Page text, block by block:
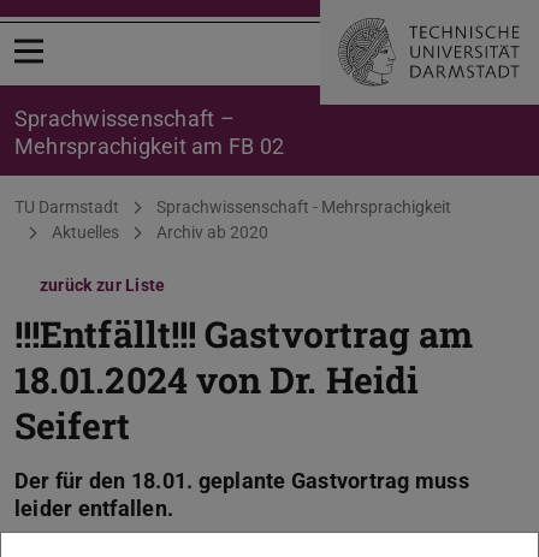
Menü öffnen
Sprachwissenschaft –
Mehrsprachigkeit am FB 02
Sie befinden sich hier:
TU Darmstadt
Sprachwissenschaft - Mehrsprachigkeit
Aktuelles
Archiv ab 2020
zurück zur Liste
!!!Entfällt!!! Gastvortrag am
18.01.2024 von Dr. Heidi
Seifert
Der für den 18.01. geplante Gastvortrag muss
leider entfallen.